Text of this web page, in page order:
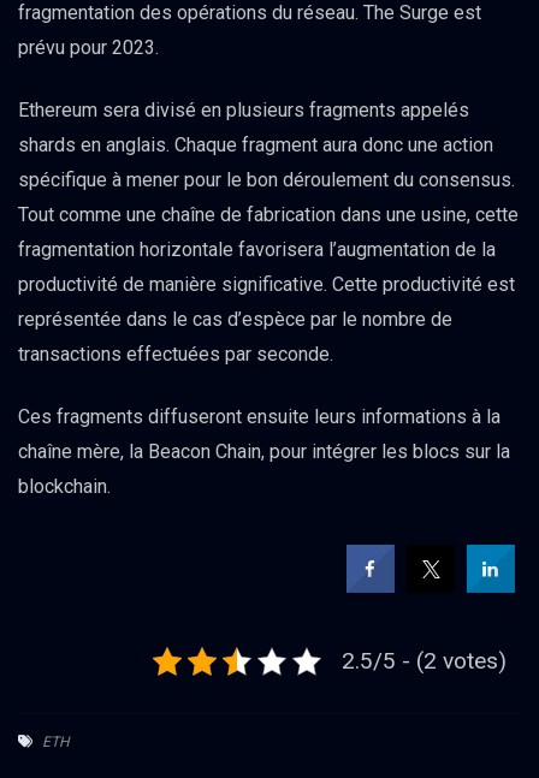
fragmentation des opérations du réseau. The Surge est
prévu pour 2023.
Ethereum sera divisé en plusieurs fragments appelés
shards en anglais. Chaque fragment aura donc une action
spécifique à mener pour le bon déroulement du consensus.
Tout comme une chaîne de fabrication dans une usine, cette
fragmentation horizontale favorisera l’augmentation de la
productivité de manière significative. Cette productivité est
représentée dans le cas d’espèce par le nombre de
transactions effectuées par seconde.
Ces fragments diffuseront ensuite leurs informations à la
chaîne mère, la Beacon Chain, pour intégrer les blocs sur la
blockchain.
2.5/5 - (2 votes)
ETH